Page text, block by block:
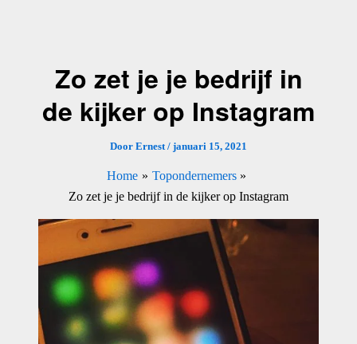
Zo zet je je bedrijf in
de kijker op Instagram
Door Ernest/ januari 15, 2021
Home
Topondernemers
Zo zet je je bedrijf in de kijker op Instagram